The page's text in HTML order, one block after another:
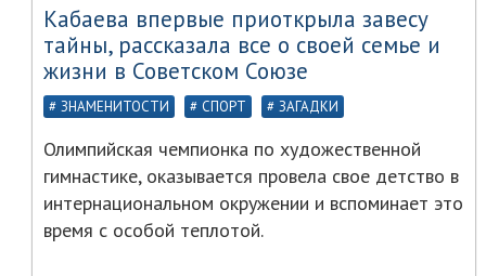
Кабаева впервые приоткрыла завесу
тайны, рассказала все о своей семье и
жизни в Советском Союзе
ЗНАМЕНИТОСТИ СПОРТ ЗАГАДКИ
Олимпийская чемпионка по художественной
гимнастике, оказывается провела свое детство в
интернациональном окружении и вспоминает это
время с особой теплотой.